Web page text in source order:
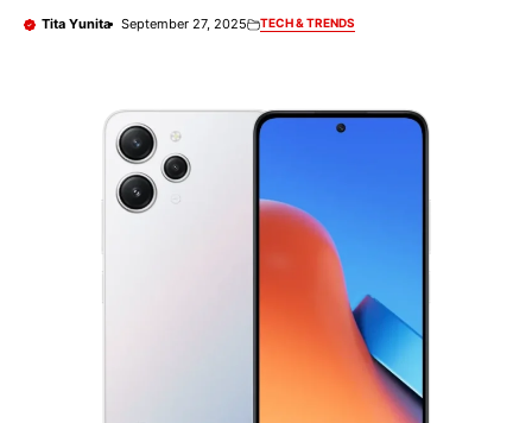
Tita Yunita September 27, 2025 TECH & TRENDS